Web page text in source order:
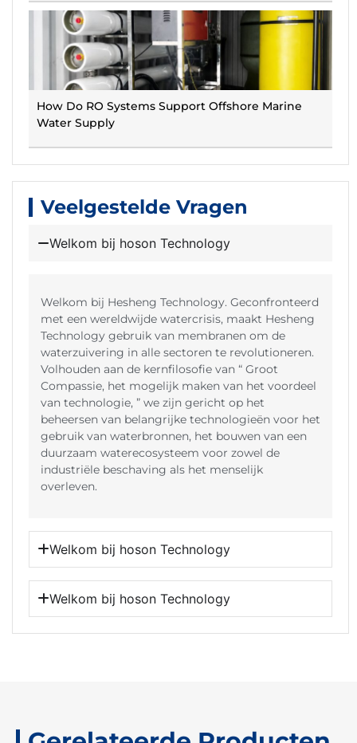
How Do RO Systems Support Offshore Marine
Water Supply
Veelgestelde Vragen
Welkom bij hoson Technology
Welkom bij Hesheng Technology. Geconfronteerd
met een wereldwijde watercrisis, maakt Hesheng
Technology gebruik van membranen om de
waterzuivering in alle sectoren te revolutioneren.
Volhouden aan de kernfilosofie van “ Groot
Compassie, het mogelijk maken van het voordeel
van technologie, ” we zijn gericht op het
beheersen van belangrijke technologieën voor het
gebruik van waterbronnen, het bouwen van een
duurzaam waterecosysteem voor zowel de
industriële beschaving als het menselijk
overleven.
Welkom bij hoson Technology
Welkom bij hoson Technology